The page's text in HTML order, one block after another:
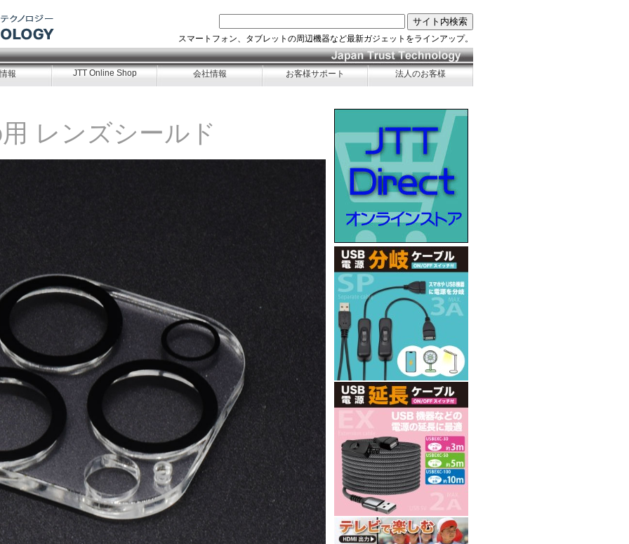
スマートフォン、タブレットの周辺機器など最新ガジェットをラインアップ。
報 JTT Online Shop 会社情報 お客様サポート 法人のお客様
レンズシールド